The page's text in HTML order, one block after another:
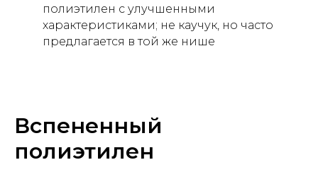
полиэтилен с улучшенными
характеристиками; не каучук, но часто
предлагается в той же нише
Вспененный
полиэтилен